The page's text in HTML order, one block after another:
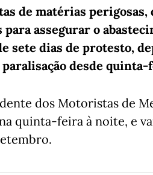
de matérias perigosas,
para assegurar o
sete dias de protesto,
desde
dos Motoristas de
quinta-feira à noite, e